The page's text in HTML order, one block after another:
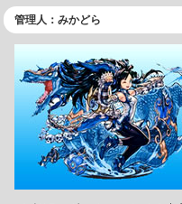
管理人：みかどら